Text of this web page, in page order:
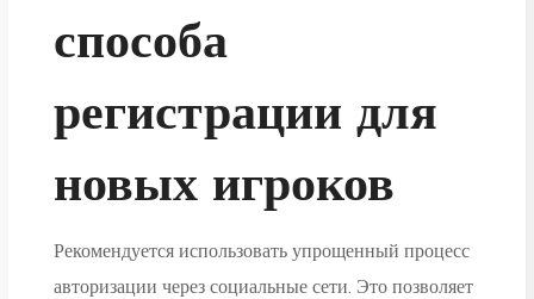
способа
регистрации для
новых игроков
Рекомендуется использовать упрощенный процесс
авторизации через социальные сети. Это позволяет